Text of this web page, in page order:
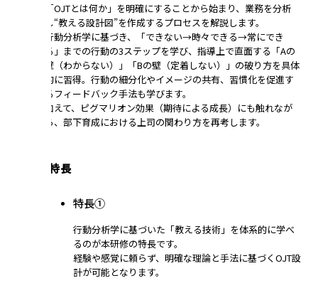
「OJTとは何か」を明確にすることから始まり、業務を分析
し“教える設計図”を作成するプロセスを解説します。
行動分析学に基づき、「できない→時々できる→常にでき
る」までの行動の3ステップを学び、指導上で直面する「Aの
壁（わからない）」「Bの壁（定着しない）」の破り方を具体
的に習得。行動の細分化やイメージの共有、習慣化を促進す
るフィードバック手法も学びます。
加えて、ピグマリオン効果（期待による成長）にも触れなが
ら、部下育成における上司の関わり方を再考します。
講座の特長
特長①
行動分析学に基づいた「教える技術」を体系的に学べ
るのが本研修の特長です。
経験や感覚に頼らず、明確な理論と手法に基づくOJT設
計が可能となります。